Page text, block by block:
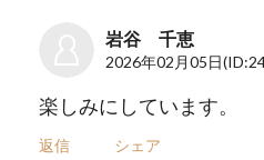
岩谷 千恵
2026年02月05日
楽しみにしています。
返信 シェア